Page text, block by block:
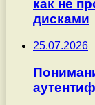
как не
дисками
25.07.2026